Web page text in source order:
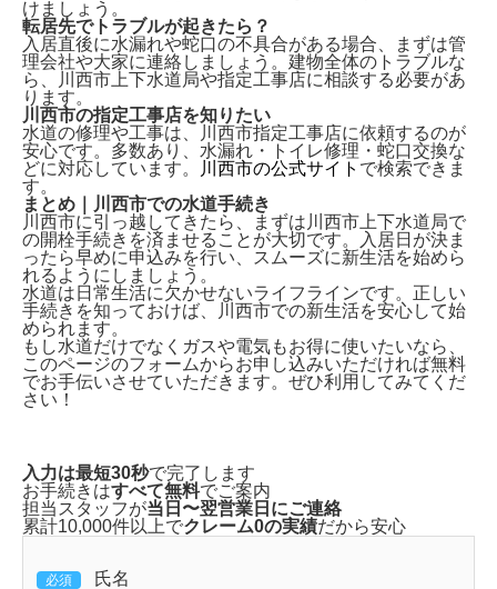
けましょう。
転居先でトラブルが起きたら？
入居直後に水漏れや蛇口の不具合がある場合、まずは管
理会社や大家に連絡しましょう。建物全体のトラブルな
ら、川西市上下水道局や指定工事店に相談する必要があ
ります。
川西市の指定工事店を知りたい
水道の修理や工事は、
川西市指定工事店に依頼するのが
安心です。多数あり、水漏れ・トイレ修理・蛇口交換な
どに対応しています。
川西市の公式サイト で検索できま
す。
まとめ｜川西市での水道手続き
川西市に引っ越してきたら、まずは 川西市上下水道局で
の開栓手続き を済ませることが大切です。入居日が決ま
ったら早めに申込みを行い、スムーズに新生活を始めら
れるようにしましょう。
水道は日常生活に欠かせないライフラインです。正しい
手続きを知っておけば、川西市での新生活を安心して始
められます。
もし水道だけでなくガスや電気もお得に使いたいなら、
このページのフォームからお申し込みいただければ無料
でお手伝いさせていただきます。ぜひ利用してみてくだ
さい！
入力は最短30秒で完了します
お手続きはすべて無料でご案内
担当スタッフが当日〜翌営業日にご連絡
累計10,000件以上でクレーム0の実績だから安心
必須 氏名